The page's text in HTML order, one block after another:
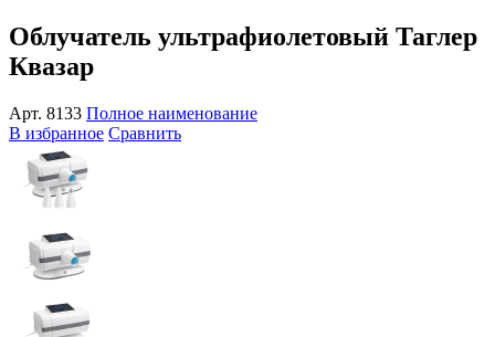
Облучатель ультрафиолетовый Таглер
Квазар
Арт. 8133 Полное наименование
В избранное Сравнить